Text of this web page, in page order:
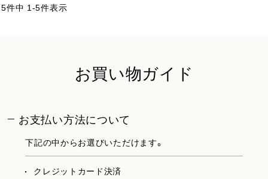
5件中 1 -5件表示
お買い物ガイド
お支払い方法について
下記の中からお選びいただけます。
クレジットカード決済